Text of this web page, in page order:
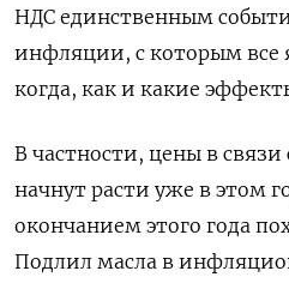
НДС единственным
инфляции, с которым все
когда, как и какие
В частности, цены в
начнут расти уже в этом
окончанием этого года
Подлил масла в